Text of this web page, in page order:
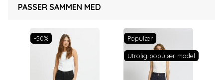
PASSER SAMMEN MED
-50% Populær
Utrolig populær model